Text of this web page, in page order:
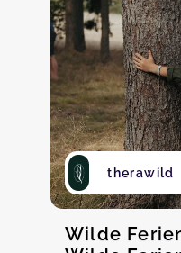
therawild
Wilde